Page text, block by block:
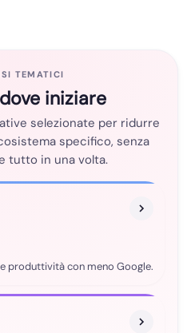
TEMATICI
iniziare
selezionate per ridurre
specifico, senza
tutto in una volta.
produttività con meno Google.